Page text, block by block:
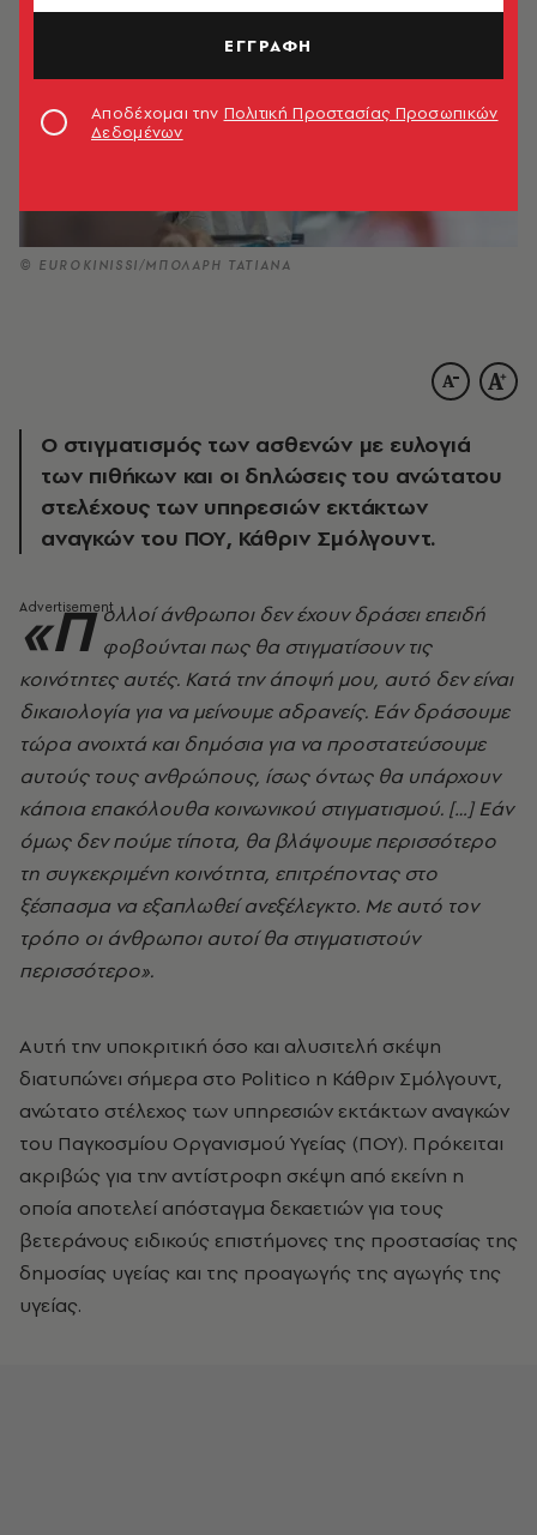
© EUROKINISSI/ΜΠΟΛΑΡΗ ΤΑΤΙΑΝΑ
Ο στιγματισμός των ασθενών με ευλογιά
των πιθήκων και οι δηλώσεις του ανώτατου
στελέχους των υπηρεσιών εκτάκτων
αναγκών του ΠΟΥ, Κάθριν Σμόλγουντ.
«Π ολλοί άνθρωποι δεν έχουν δράσει επειδή
φοβούνται πως θα στιγματίσουν τις
κοινότητες αυτές. Κατά την άποψή μου, αυτό δεν είναι
δικαιολογία για να μείνουμε αδρανείς. Εάν δράσουμε
τώρα ανοιχτά και δημόσια για να προστατεύσουμε
αυτούς τους ανθρώπους, ίσως όντως θα υπάρχουν
κάποια επακόλουθα κοινωνικού στιγματισμού. […] Εάν
όμως δεν πούμε τίποτα, θα βλάψουμε περισσότερο
τη συγκεκριμένη κοινότητα, επιτρέποντας στο
ξέσπασμα να εξαπλωθεί ανεξέλεγκτο. Με αυτό τον
τρόπο οι άνθρωποι αυτοί θα στιγματιστούν
περισσότερο».
Αυτή την υποκριτική όσο και αλυσιτελή σκέψη
διατυπώνει σήμερα στο Politico η Κάθριν Σμόλγουντ,
ανώτατο στέλεχος των υπηρεσιών εκτάκτων αναγκών
του Παγκοσμίου Οργανισμού Υγείας (ΠΟΥ). Πρόκειται
ακριβώς για την αντίστροφη σκέψη από εκείνη η
οποία αποτελεί απόσταγμα δεκαετιών για τους
βετεράνους ειδικούς επιστήμονες της προστασίας της
δημοσίας υγείας και της προαγωγής της αγωγής της
υγείας.
ΕΓΓΡΑΦΗ
Αποδέχομαι την Πολιτική Προστασίας Προσωπικών
Δεδομένων